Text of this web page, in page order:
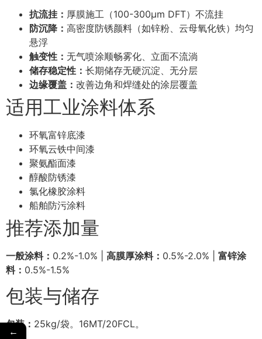
抗流挂： 厚膜施工（100-300μm DFT）不流挂
防沉降： 高密度防锈颜料（如锌粉、云母氧化铁）均匀
悬浮
触变性： 无气喷涂顺畅雾化、立面不流淌
储存稳定性： 长期储存无硬沉淀、无分层
边缘覆盖： 改善边角和焊缝处的涂层覆盖
适用工业涂料体系
环氧富锌底漆
环氧云铁中间漆
聚氨酯面漆
醇酸防锈漆
氯化橡胶涂料
船舶防污涂料
推荐添加量
一般涂料： 0.2%-1.0% | 高膜厚涂料： 0.5%-2.0% | 富锌涂
料： 0.5%-1.5%
包装与储存
包装： 25kg/袋。16MT/20FCL。
←